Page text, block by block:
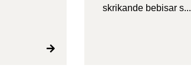
skrikande bebisar s...